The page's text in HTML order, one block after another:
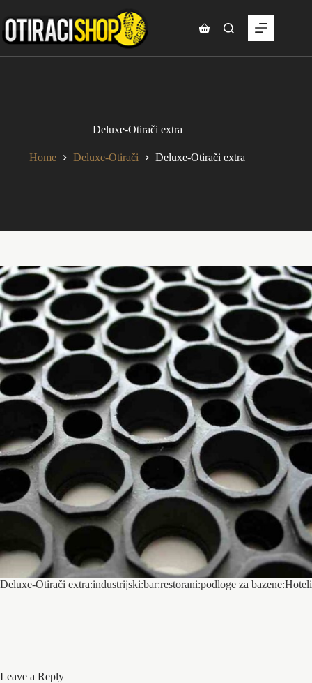
to
content
Shopping
Deluxe-Otirači extra
Home Deluxe-Otirači Deluxe-Otirači extra
Deluxe-Otirači extra:industrijski:bar:restorani:podloge za bazene:Hoteli
Leave a Reply